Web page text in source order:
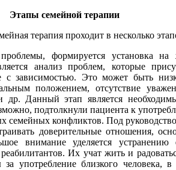
Этапы семейной терапии
терапия проходит в несколько
формируется установка на
анализ проблем, которые
с зависимостью. Это может быть
положением, отсутствие
др. Данный этап является
подтолкнули пациента к
семейных конфликтов. Под
доверительные отношения,
внимание уделяется устранению
Их учат жить и
употребление близкого человека,